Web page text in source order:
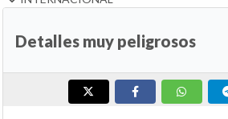
Detalles muy peligrosos